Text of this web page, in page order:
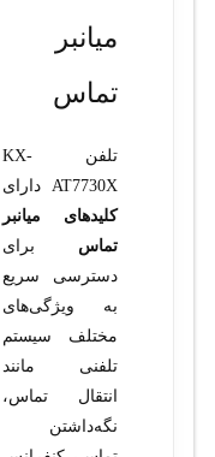
میانبر
تماس
تلفن KX-
AT7730X دارای
کلیدهای میانبر
تماس برای
دسترسی سریع
به ویژگی‌های
مختلف سیستم
تلفنی مانند
انتقال تماس،
نگه‌داشتن